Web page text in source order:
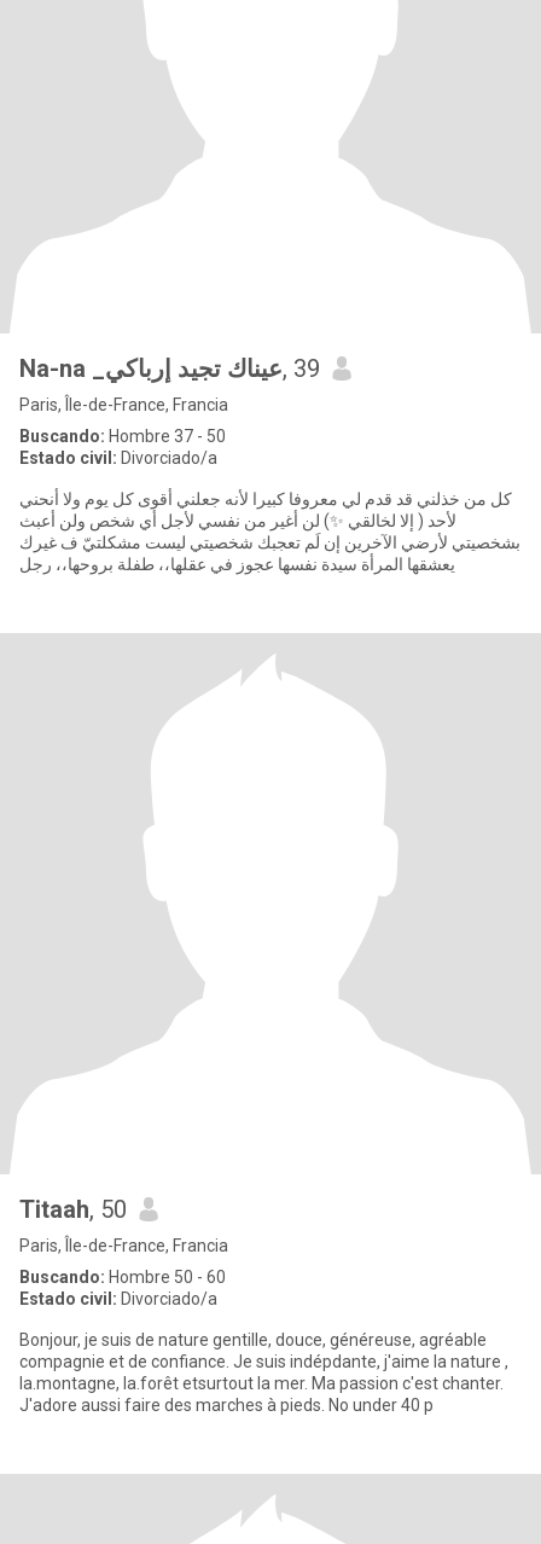
Na-na _عيناك تجيد إرباكي, 39
Paris, Île-de-France, Francia
Buscando: Hombre 37 - 50
Estado civil: Divorciado/a
كل من خذلني قد قدم لي معروفا كبيرا لأنه جعلني أقوى كل يوم ولا أنحني
لأحد ( إلا لخالقي ✨) لن أغير من نفسي لأجل أي شخص ولن أعبث
بشخصيتي لأرضي الآخرين إن لَم تعجبك شخصيتي ليست مشكلتيّ ف غيرك
يعشقها المرأة سيدة نفسها عجوز في عقلها،، طفلة بروحها،، رجل
Titaah, 50
Paris, Île-de-France, Francia
Buscando: Hombre 50 - 60
Estado civil: Divorciado/a
Bonjour, je suis de nature gentille, douce, généreuse, agréable
compagnie et de confiance. Je suis indépdante, j'aime la nature ,
la.montagne, la.forêt etsurtout la mer. Ma passion c'est chanter.
J'adore aussi faire des marches à pieds. No under 40 p